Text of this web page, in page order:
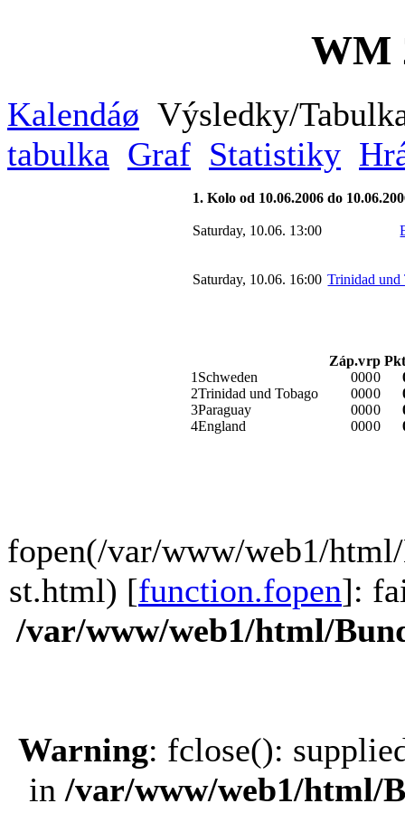
WM
Kalendáø Výsledky/
tabulka Graf Statistiky
1. Kolo od 10.06.2006 do
Saturday, 10.06. 13:00
Saturday, 10.06. 16:00 Trinidad und
Záp.vrp
1 Schweden 0000
2Trinidad und Tobago 0000
3Paraguay 0000
4England 0000
fopen(/var/www/web1/
st.html) [function.fopen]:
/var/www/web1/html/
Warning: fclose():
in/var/www/web1/html/